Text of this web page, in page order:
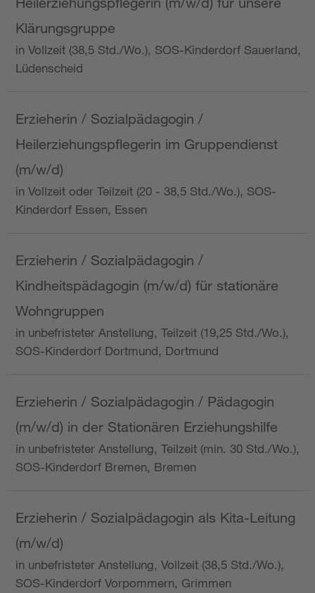
Klärungsgruppe
in Vollzeit (38,5 Std./Wo.), SOS-Kinderdorf Sauerland,
Lüdenscheid
Erzieherin / Sozialpädagogin /
Heilerziehungspflegerin im Gruppendienst
(m/w/d)
in Vollzeit oder Teilzeit (20 - 38,5 Std./Wo.), SOS-
Kinderdorf Essen, Essen
Erzieherin / Sozialpädagogin /
Kindheitspädagogin (m/w/d) für stationäre
Wohngruppen
in unbefristeter Anstellung, Teilzeit (19,25 Std./Wo.),
SOS-Kinderdorf Dortmund, Dortmund
Erzieherin / Sozialpädagogin / Pädagogin
(m/w/d) in der Stationären Erziehungshilfe
in unbefristeter Anstellung, Teilzeit (min. 30 Std./Wo.),
SOS-Kinderdorf Bremen, Bremen
Erzieherin / Sozialpädagogin als Kita-Leitung
(m/w/d)
in unbefristeter Anstellung, Vollzeit (38,5 Std./Wo.),
SOS-Kinderdorf Vorpommern, Grimmen